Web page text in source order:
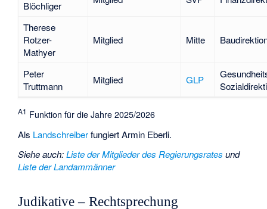
Blöchliger
Therese
Rotzer-
Mathyer
Mitglied Mitte
Peter
Truttmann
Mitglied GLP
A1 Funktion für die Jahre 2025/2026
Als Landschreiberfungiert Armin Eberli.
Siehe auch:Liste der Mitglieder des Regierungsrates und
Liste der Landammänner
Judikative – Rechtsprechung